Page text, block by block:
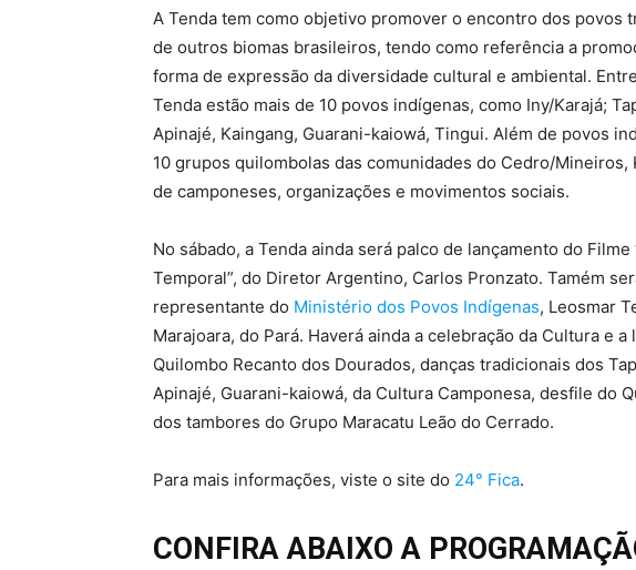
A Tenda tem como objetivo promover o encontro dos povos
de outros biomas brasileiros, tendo como referência a
forma de expressão da diversidade cultural e ambiental.
Tenda estão mais de 10 povos indígenas, como Iny/Karajá;
Apinajé, Kaingang, Guarani-kaiowá, Tingui. Além de povos
10 grupos quilombolas das comunidades do Cedro/Mineiros,
de camponeses, organizações e movimentos sociais.
No sábado, a Tenda ainda será palco de lançamento do
Temporal”, do Diretor Argentino, Carlos Pronzato. Tamém
representante do Ministério dos Povos Indígenas, Leosmar
Marajoara, do Pará. Haverá ainda a celebração da Cultura e
Quilombo Recanto dos Dourados, danças tradicionais dos
Apinajé, Guarani-kaiowá, da Cultura Camponesa, desfile do
dos tambores do Grupo Maracatu Leão do Cerrado.
Para mais informações, viste o site do 24° Fica.
CONFIRA ABAIXO A